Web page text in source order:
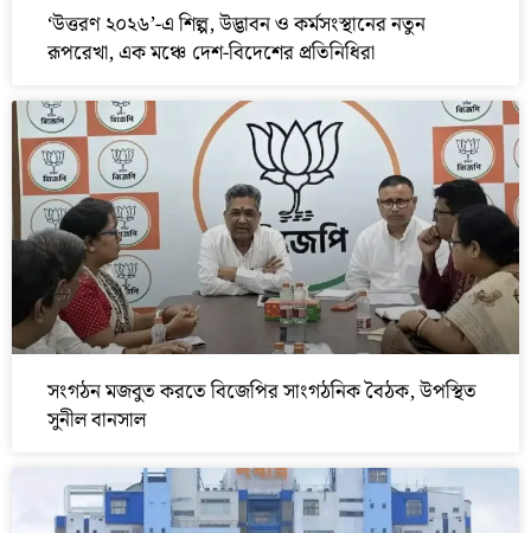
‘উত্তরণ ২০২৬’-এ শিল্প, উদ্ভাবন ও কর্মসংস্থানের নতুন
রূপরেখা, এক মঞ্চে দেশ-বিদেশের প্রতিনিধিরা
সংগঠন মজবুত করতে বিজেপির সাংগঠনিক বৈঠক, উপস্থিত
সুনীল বানসাল